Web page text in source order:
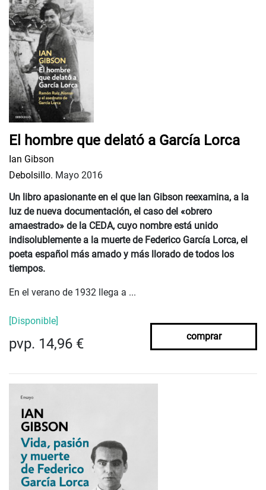
El hombre que delató a García Lorca
Ian Gibson
Debolsillo. Mayo 2016
Un libro apasionante en el que Ian Gibson reexamina, a la
luz de nueva documentación, el caso del «obrero
amaestrado» de la CEDA, cuyo nombre está unido
indisolublemente a la muerte de Federico García Lorca, el
poeta español más amado y más llorado de todos los
tiempos.
En el verano de 1932 llega a ...
[Disponible]
pvp. 14,96 € comprar